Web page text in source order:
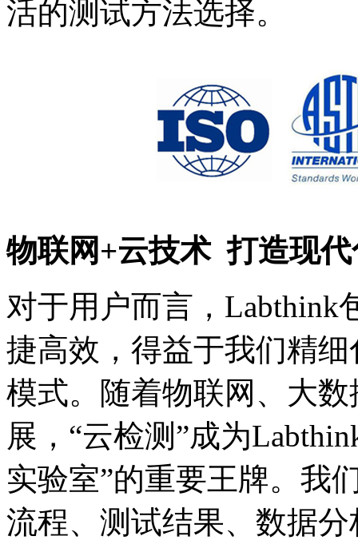
活的测试方法选择。
物联网+云技术 打造现
对于用户而言，Labthink
捷高效，得益于我们精
模式。随着物联网、大
展，“云检测”成为
实验室”的重要王牌。我
流程、测试结果、数据